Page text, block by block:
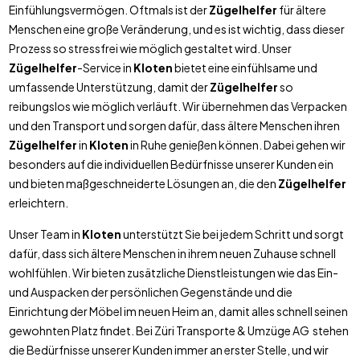
Einfühlungsvermögen. Oftmals ist derZügelhelfer für ältere
Menschen eine große Veränderung, und es ist wichtig, dass dieser
Prozess so stressfrei wie möglich gestaltet wird. Unser
Zügelhelfer-Service in Klotenbietet eine einfühlsame und
umfassende Unterstützung, damit derZügelhelferso
reibungslos wie möglich verläuft. Wir übernehmen das Verpacken
und den Transport und sorgen dafür, dass ältere Menschen ihren
Zügelhelferin Klotenin Ruhe genießen können. Dabei gehen wir
besonders auf die individuellen Bedürfnisse unserer Kunden ein
und bieten maßgeschneiderte Lösungen an, die den Zügelhelfer
erleichtern.
Unser Team in Klotenunterstützt Sie bei jedem Schritt und sorgt
dafür, dass sich ältere Menschen in ihrem neuen Zuhause schnell
wohlfühlen. Wir bieten zusätzliche Dienstleistungen wie das Ein-
und Auspacken der persönlichen Gegenstände und die
Einrichtung der Möbel im neuen Heim an, damit alles schnell seinen
gewohnten Platz findet. Bei Züri Transporte & Umzüge AG stehen
die Bedürfnisse unserer Kunden immer an erster Stelle, und wir